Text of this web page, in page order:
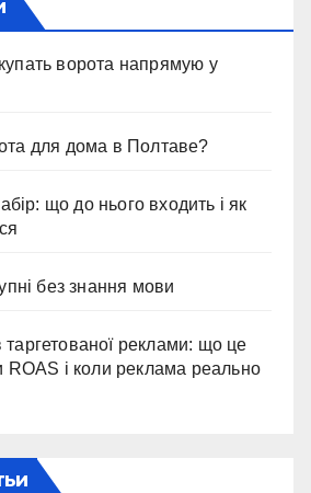
ворота напрямую у
для дома в Полтаве?
що до нього входить і як
без знання мови
реклами: що це
ROAS і коли реклама реально